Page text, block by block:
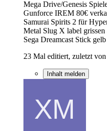
Mega Drive/Genesis
Gunforce IREM 80€
Samurai Spirits 2 für
Metal Slug X label
Sega Dreamcast Stick
23 Mal editiert, zuletzt von
Inhalt melden